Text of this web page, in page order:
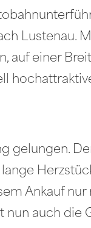
Lustenau.
einer
gelungen.
Ankauf nur
auch die